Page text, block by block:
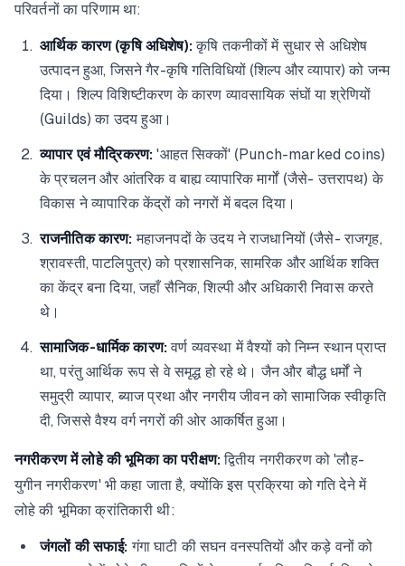
परिवर्तनों का परिणाम था:
आर्थिक कारण (कृषि अधिशेष):कृषि तकनीकों में सुधार से अधिशेष
उत्पादन हुआ, जिसने गैर-कृषि गतिविधियों (शिल्प और व्यापार) को जन्म
दिया। शिल्प विशिष्टीकरण के कारण व्यावसायिक संघों या श्रेणियों
(Guilds) का उदय हुआ।
व्यापार एवं मौद्रिकरण: 'आहत सिक्कों' (Punch-marked coins)
के प्रचलन और आंतरिक व बाह्य व्यापारिक मार्गों (जैसे- उत्तरापथ) के
विकास ने व्यापारिक केंद्रों को नगरों में बदल दिया।
राजनीतिक कारण: महाजनपदों के उदय ने राजधानियों (जैसे- राजगृह,
श्रावस्ती, पाटलिपुत्र) को प्रशासनिक, सामरिक और आर्थिक शक्ति
का केंद्र बना दिया, जहाँ सैनिक, शिल्पी और अधिकारी निवास करते
थे।
सामाजिक-धार्मिक कारण:वर्ण व्यवस्था में वैश्यों को निम्न स्थान प्राप्त
था, परंतु आर्थिक रूप से वे समृद्ध हो रहे थे। जैन और बौद्ध धर्मों ने
समुद्री व्यापार, ब्याज प्रथा और नगरीय जीवन को सामाजिक स्वीकृति
दी, जिससे वैश्य वर्ग नगरों की ओर आकर्षित हुआ।
नगरीकरण में लोहे की भूमिका का परीक्षण:द्वितीय नगरीकरण को 'लौह-
युगीन नगरीकरण' भी कहा जाता है, क्योंकि इस प्रक्रिया को गति देने में
लोहे की भूमिका क्रांतिकारी थी:
जंगलों की सफाई: गंगा घाटी की सघन वनस्पतियों और कड़े वनों को